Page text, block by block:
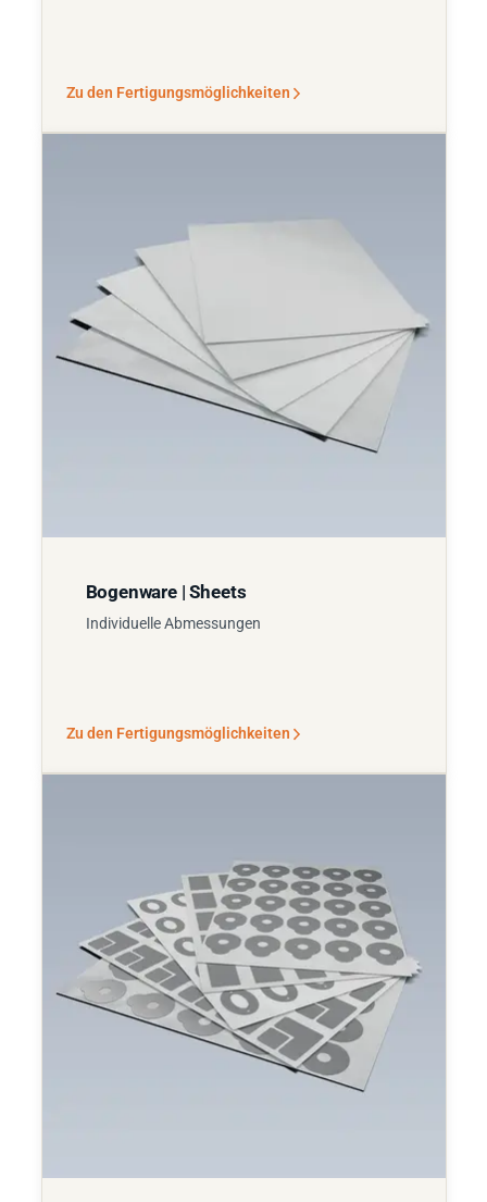
Zu den Fertigungsmöglichkeiten
Bogenware | Sheets
Individuelle Abmessungen
Zu den Fertigungsmöglichkeiten